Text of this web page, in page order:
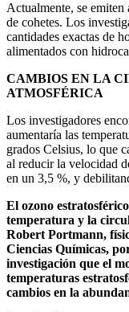
Actualmente, se emiten
de cohetes. Los
cantidades exactas de
alimentados con
CAMBIOS EN LA
ATMOSFÉRICA
Los investigadores
aumentaría las
grados Celsius, lo que
al reducir la velocidad
en un 3,5 %, y
El ozono
temperatura y la
Robert Portmann,
Ciencias Químicas,
investigación que el
temperaturas
cambios en la